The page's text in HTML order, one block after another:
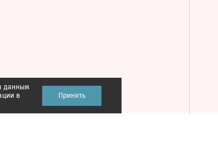
данным
в
Принять